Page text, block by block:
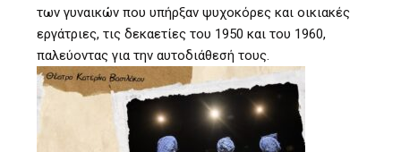
των γυναικών που υπήρξαν ψυχοκόρες και οικιακές
εργάτριες, τις δεκαετίες του 1950 και του 1960,
παλεύοντας για την αυτοδιάθεσή τους.